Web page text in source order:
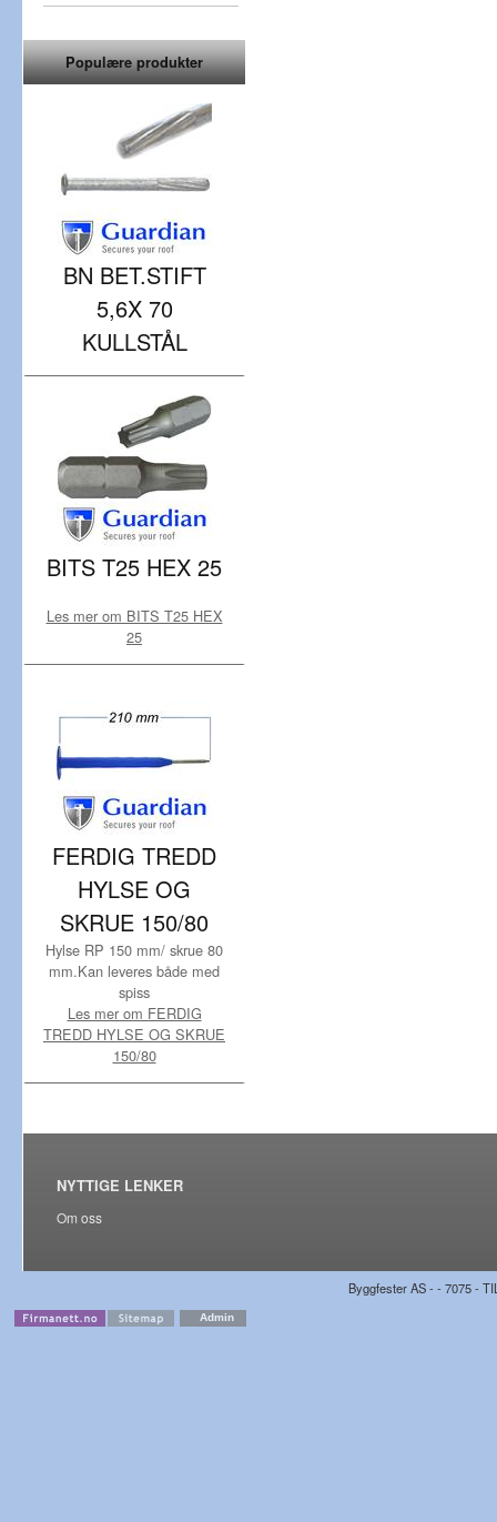
Populære produkter
BN BET.STIFT
5,6X 70
KULLSTÅL
BITS T25 HEX 25
Les mer om BITS T25 HEX
25
FERDIG TREDD
HYLSE OG
SKRUE 150/80
Hylse RP 150 mm/ skrue 80
mm.Kan leveres både med
spiss
Les mer om FERDIG
TREDD HYLSE OG SKRUE
150/80
NYTTIGE LENKER
Om oss
Byggfester AS - - 7075 -
Admin